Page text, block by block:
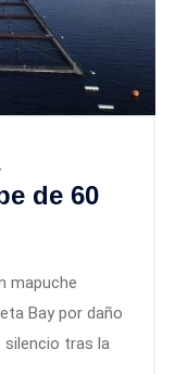
de 60
mapuche
Bay por daño
silencio tras la